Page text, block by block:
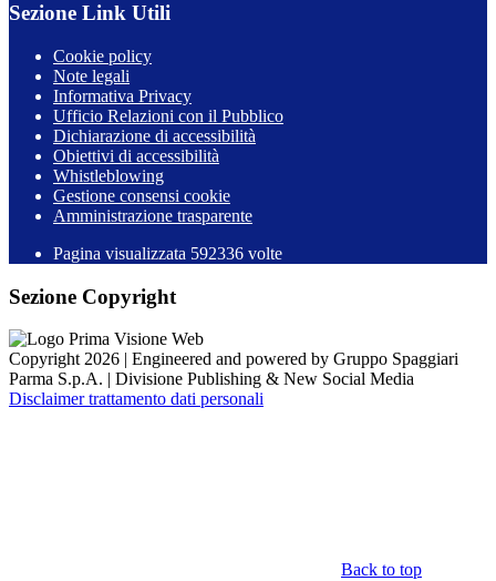
Sezione Link Utili
Cookie policy
Note legali
Informativa Privacy
Ufficio Relazioni con il Pubblico
Dichiarazione di accessibilità
Obiettivi di accessibilità
Whistleblowing
Gestione consensi cookie
Amministrazione trasparente
Pagina visualizzata 592336 volte
Sezione Copyright
Copyright 2026 | Engineered and powered by Gruppo Spaggiari
Parma S.p.A. | Divisione Publishing & New Social Media
Disclaimer trattamento dati personali
Back to top